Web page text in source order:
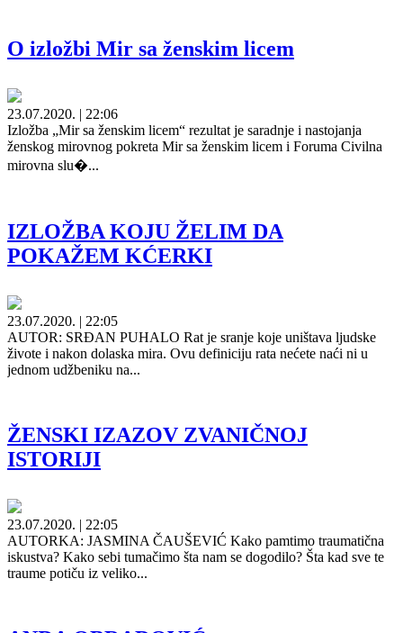
O izložbi Mir sa ženskim licem
23.07.2020. | 22:06
Izložba „Mir sa ženskim licem“ rezultat je saradnje i nastojanja
ženskog mirovnog pokreta Mir sa ženskim licem i Foruma Civilna
mirovna slu�...
IZLOŽBA KOJU ŽELIM DA
POKAŽEM KĆERKI
23.07.2020. | 22:05
AUTOR: SRĐAN PUHALO Rat je sranje koje uništava ljudske
živote i nakon dolaska mira. Ovu definiciju rata nećete naći ni u
jednom udžbeniku na...
ŽENSKI IZAZOV ZVANIČNOJ
ISTORIJI
23.07.2020. | 22:05
AUTORKA: JASMINA ČAUŠEVIĆ Kako pamtimo traumatična
iskustva? Kako sebi tumačimo šta nam se dogodilo? Šta kad sve te
traume potiču iz veliko...